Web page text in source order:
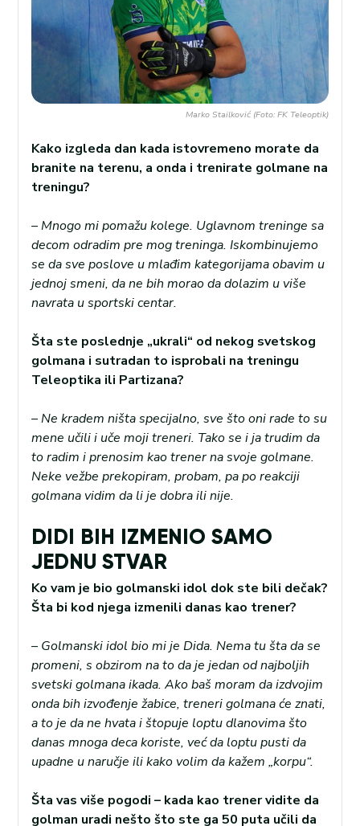
Marko Stailković (Foto: FK Teleoptik)
Kako izgleda dan kada istovremeno morate da
branite na terenu, a onda i trenirate golmane na
treningu?
– Mnogo mi pomažu kolege. Uglavnom treninge sa
decom odradim pre mog treninga. Iskombinujemo
se da sve poslove u mlađim kategorijama obavim u
jednoj smeni, da ne bih morao da dolazim u više
navrata u sportski centar.
Šta ste poslednje „ukrali“ od nekog svetskog
golmana i sutradan to isprobali na treningu
Teleoptika ili Partizana?
– Ne kradem ništa specijalno, sve što oni rade to su
mene učili i uče moji treneri. Tako se i ja trudim da
to radim i prenosim kao trener na svoje golmane.
Neke vežbe prekopiram, probam, pa po reakciji
golmana vidim da li je dobra ili nije.
DIDI BIH IZMENIO SAMO
JEDNU STVAR
Ko vam je bio golmanski idol dok ste bili dečak?
Šta bi kod njega izmenili danas kao trener?
– Golmanski idol bio mi je Dida. Nema tu šta da se
promeni, s obzirom na to da je jedan od najboljih
svetski golmana ikada. Ako baš moram da izdvojim
onda bih izvođenje žabice, treneri golmana će znati,
a to je da ne hvata i štopuje loptu dlanovima što
danas mnoga deca koriste, već da loptu pusti da
upadne u naručje ili kako volim da kažem „korpu“.
Šta vas više pogodi – kada kao trener vidite da
golman uradi nešto što ste ga 50 puta učili da